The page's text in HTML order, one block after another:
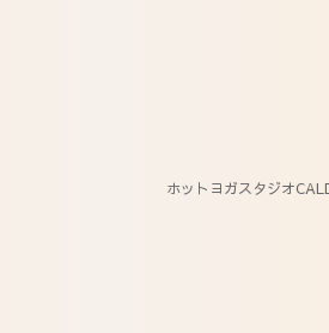
ホットヨガスタジオ